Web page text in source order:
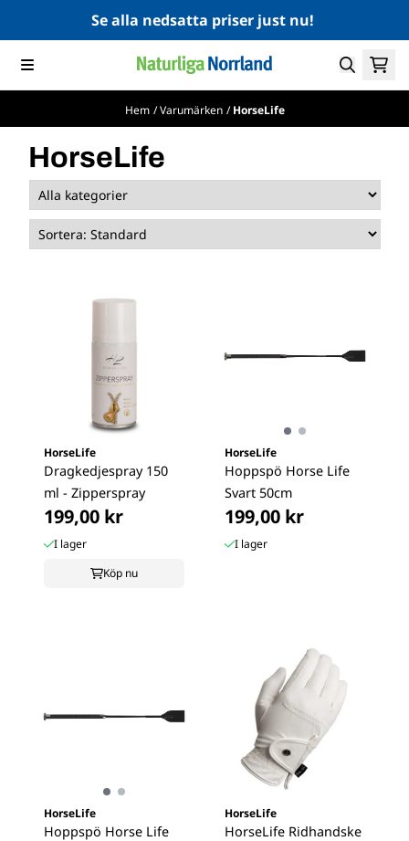
Hoppa till innehållSe alla nedsatta priser just nu!
Hem /Varumärken /HorseLife
HorseLife
HorseLife
Dragkedjespray 150
ml - Zipperspray
199,00 kr
I lager
Köp nu
HorseLife
Hoppspö Horse Life
Svart 50cm
199,00 kr
I lager
HorseLife
Hoppspö Horse Life
HorseLife
HorseLife Ridhandske